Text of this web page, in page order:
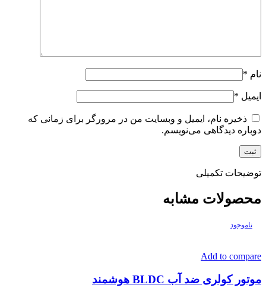
نام *
ایمیل *
ذخیره نام، ایمیل و وبسایت من در مرورگر برای زمانی که
دوباره دیدگاهی می‌نویسم.
توضیحات تکمیلی
محصولات مشابه
ناموجود
Add to compare
موتور کولری ضد آب BLDC هوشمند